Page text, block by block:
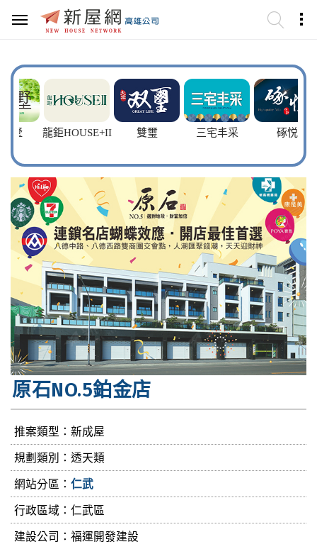
龍鉅HOUSE+II 雙璽 三宅丰采 硺悦
原石NO.5鉑金店
推案類型：新成屋
規劃類別：透天類
網站分區： 仁武
行政區域：仁武區
建設公司： 福運開發建設